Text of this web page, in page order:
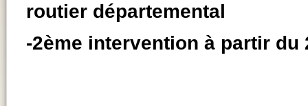
routier départemental
-2ème intervention à partir du